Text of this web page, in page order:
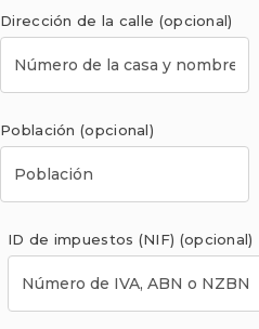
Dirección de la calle (opcional)
Población (opcional)
ID de impuestos (NIF) (opcional)